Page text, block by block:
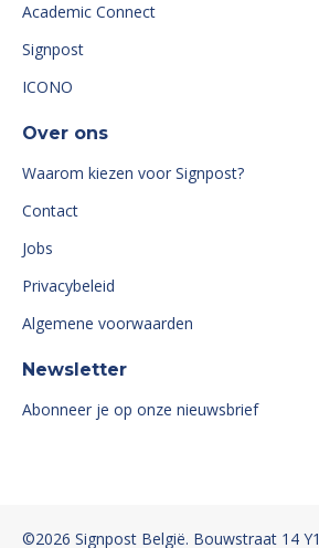
Academic Connect
Signpost
ICONO
Over ons
Waarom kiezen voor Signpost?
Contact
Jobs
Privacybeleid
Algemene voorwaarden
Newsletter
Abonneer je op onze nieuwsbrief
©2026 Signpost België. Bouwstraat 14 Y1